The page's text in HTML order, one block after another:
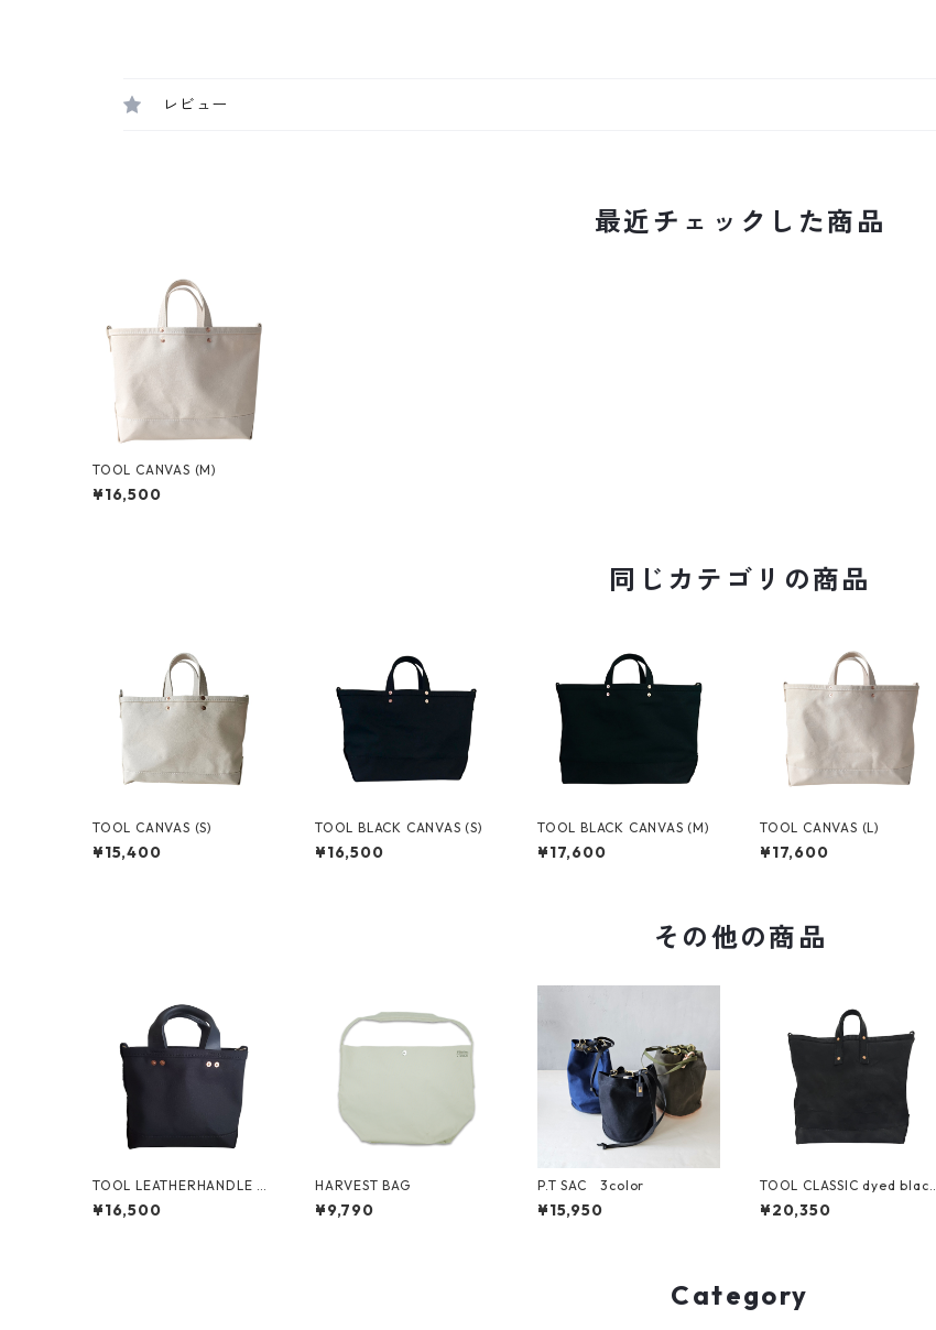
レビュー
最近チェックした商品
TOOL CANVAS (M)
¥16,500
同じカテゴリの商品
TOOL CANVAS (S)
¥15,400
TOOL BLACK CANVAS (S)
¥16,500
TOOL BLACK CANVAS (M)
¥17,600
TOOL CANVAS (L)
¥17,600
その他の商品
TOOL LEATHERHANDLE BL
ACKCANVAS/natural black
(XS)
¥16,500
HARVEST BAG
¥9,790
P.T SAC 3color
¥15,950
TOOL CLASSIC dyed black
(M)
¥20,350
Category